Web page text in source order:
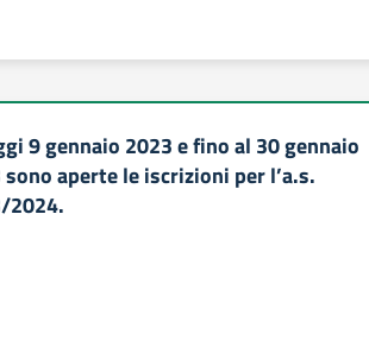
9 gennaio 2023 e fino al 30 gennaio
sono aperte le iscrizioni per l’a.s.
2024.